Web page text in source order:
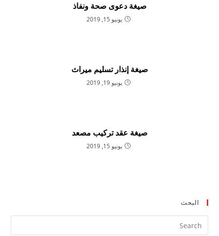
صيغة دعوى صحة ونفاذ
يونيو 15, 2019
صيغة إنذار تسليم ميراث
يونيو 19, 2019
صيغة عقد تركيب مصعد
يونيو 15, 2019
البحث